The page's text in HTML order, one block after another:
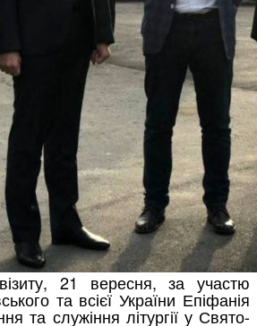
21 вересня, за участю
та всієї України Епіфанія
та служіння літургії у Свято-